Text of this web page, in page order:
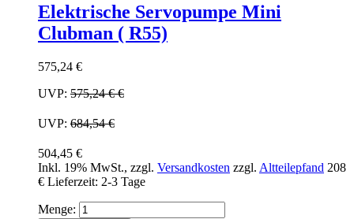
Elektrische Servopumpe Mini
Clubman ( R55)
575,24 €
UVP: 575,24 €€
UVP: 684,54 €
504,45 €
Inkl. 19% MwSt., zzgl. Versandkosten zzgl. Altteilepfand 208
€ Lieferzeit: 2-3 Tage
Menge: